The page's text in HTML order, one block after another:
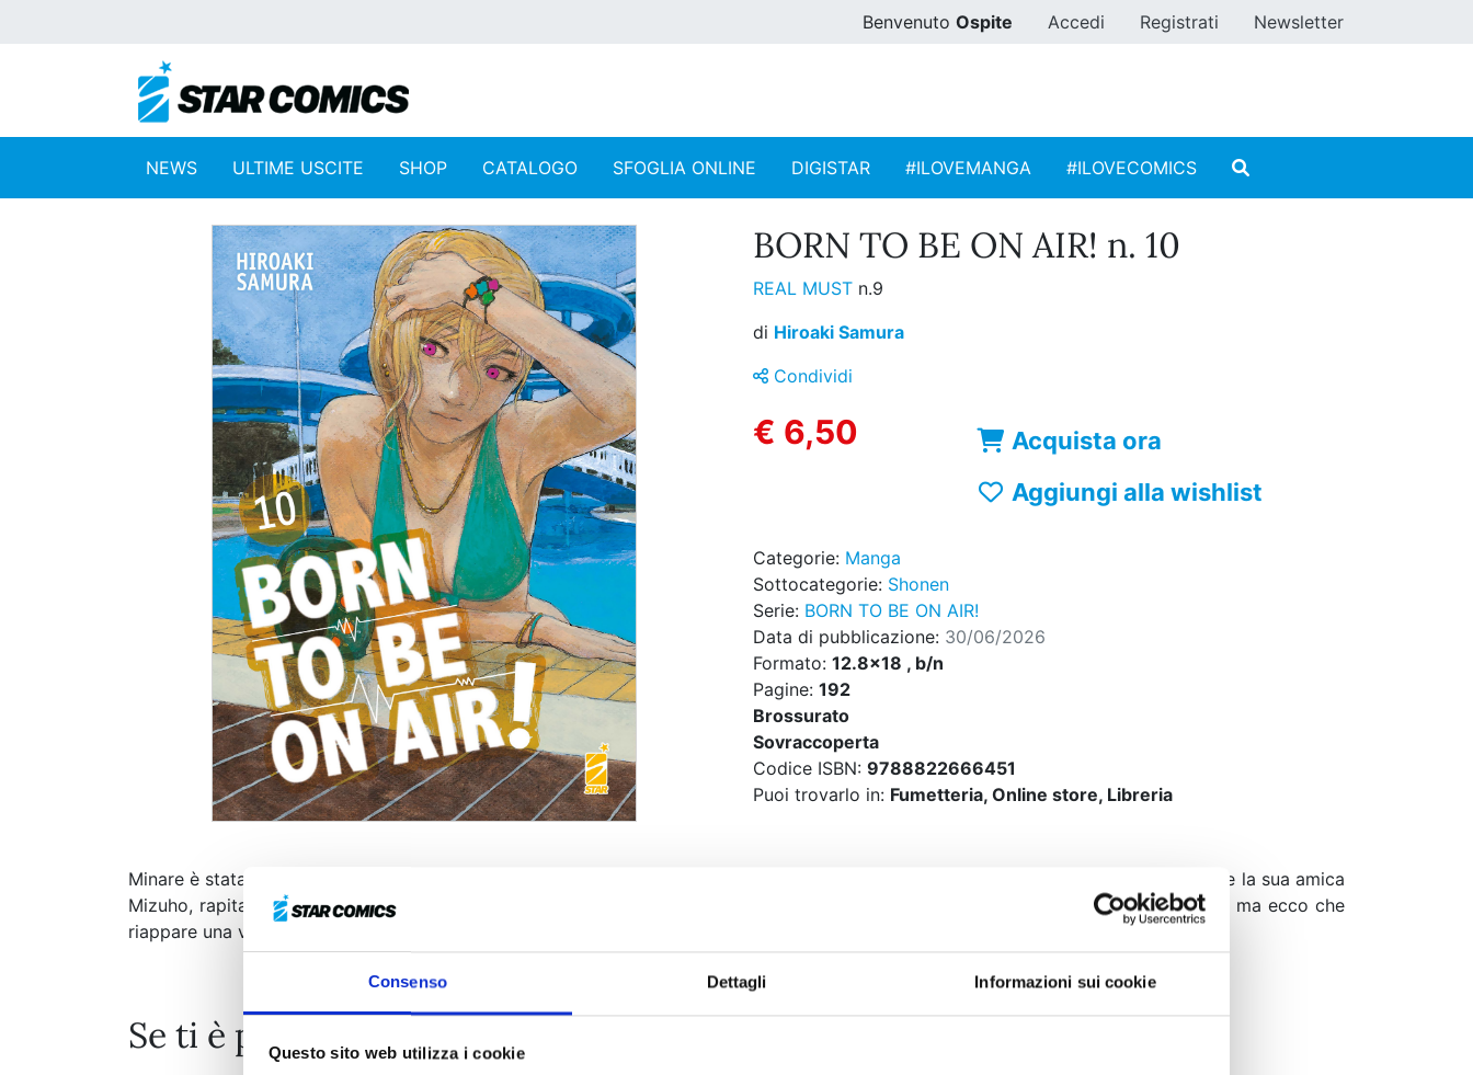
Consenso Dettagli Informazioni sui cookie
Questo sito web utilizza i cookie
Benvenuto Ospite Accedi Registrati Newsletter
NEWS ULTIME USCITE SHOP CATALOGO SFOGLIA ONLINE DIGISTAR #ILOVEMANGA #ILOVECOMICS
BORN TO BE ON AIR! n. 10
REAL MUST n.9
di Hiroaki Samura
Condividi
€ 6,50
Acquista ora
Aggiungi alla wishlist
Categorie: Manga
Sottocategorie: Shonen
Serie: BORN TO BE ON AIR!
Data di pubblicazione: 30/06/2026
Formato: 12.8x18 , b/n
Pagine: 192
Brossurato
Sovraccoperta
Codice ISBN: 9788822666451
Puoi trovarlo in: Fumetteria, Online store, Libreria
Minare è stata invitata a partecipare al più grande evento radiofonico dell’anno in Hokkaido, però è costretta a scappare per salvare la sua amica
Mizuho, rapita da una setta che minaccia anche di dirottare la trasmissione di Moiwayama Radio. La situazione sembra disperata, ma ecco che
riappare una vecchia conoscenza di Mato...
Se ti è piaciuto prova anche: